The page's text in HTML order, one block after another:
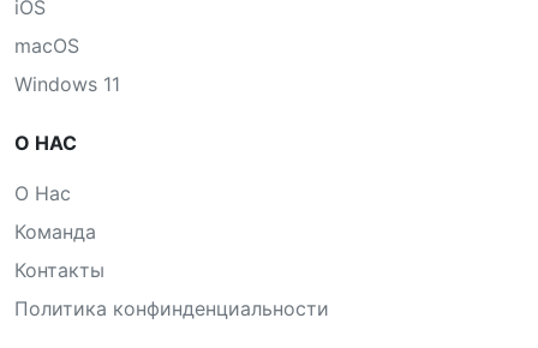
iOS
macOS
Windows 11
О НАС
О Нас
Команда
Контакты
Политика конфинденциальности